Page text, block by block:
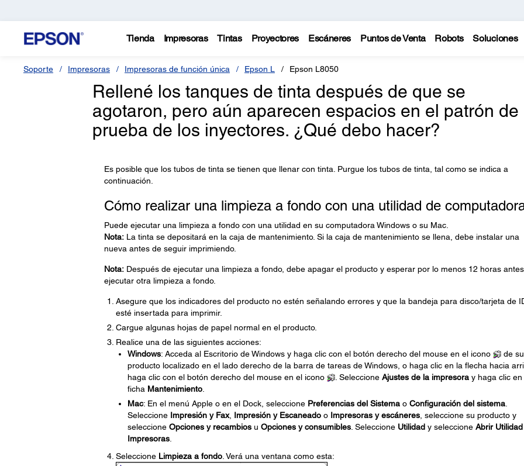
Tienda Impresoras Tintas Proyectores Escáneres Puntos de Venta Robots Soluciones
Soporte Impresoras Impresoras de función única Epson L Epson L8050
Rellené los tanques de tinta después de que se
agotaron, pero aún aparecen espacios en el patrón de
prueba de los inyectores. ¿Qué debo hacer?
Es posible que los tubos de tinta se tienen que llenar con tinta. Purgue los tubos de tinta, tal como se indica a
continuación.
Cómo realizar una limpieza a fondo con una utilidad de
Puede ejecutar una limpieza a fondo con una utilidad en su computadora Windows o su Mac.
Nota:La tinta se depositará en la caja de mantenimiento. Si la caja de mantenimiento se llena, debe instalar una
nueva antes de seguir imprimiendo.
Nota:Después de ejecutar una limpieza a fondo, debe apagar el producto y esperar por lo menos 12 horas
ejecutar otra limpieza a fondo.
Asegure que los indicadores del producto no estén señalando errores y que la bandeja para disco/tarjeta de
esté insertada para imprimir.
Cargue algunas hojas de papel normal en el producto.
Realice una de las siguientes acciones:
Windows: Acceda al Escritorio de Windows y haga clic con el botón derecho del mouse en el icono
de su
producto localizado en el lado derecho de la barra de tareas de Windows, o haga clic en la flecha hacia
haga clic con el botón derecho del mouse en el icono
. Seleccione Ajustes de la impresoray haga clic en
ficha Mantenimiento.
Mac: En el menú Apple o en el Dock, seleccione Preferencias del Sistemao Configuración del sistema.
Seleccione Impresión y Fax, Impresión y Escaneadoo Impresoras y escáneres, seleccione su producto y
seleccione Opciones y recambiosu Opciones y consumibles. Seleccione Utilidady seleccione Abrir Utilidad
Impresoras.
Seleccione Limpieza a fondo. Verá una ventana como esta: